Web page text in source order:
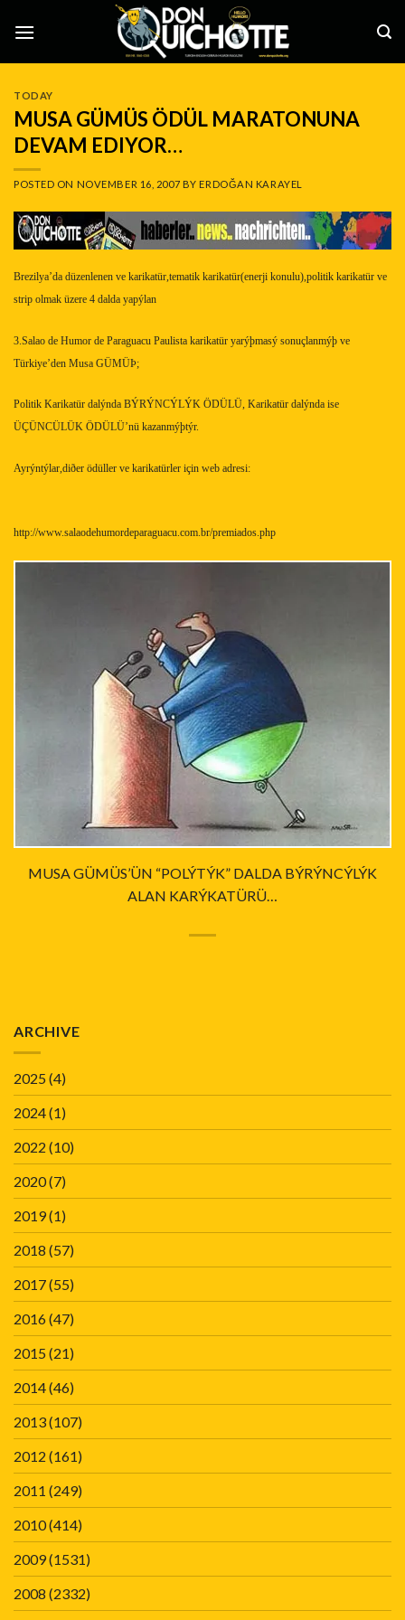
TODAY
MUSA GÜMÜS ÖDÜL MARATONUNA
DEVAM EDIYOR…
POSTED ON NOVEMBER 16, 2007 BYERDOĞAN KARAYEL
Brezilya’da düzenlenen ve karikatür,tematik karikatür(enerji konulu),politik karikatür ve
strip olmak üzere 4 dalda yapýlan
3.Salao de Humor de Paraguacu Paulista karikatür yarýþmasý sonuçlanmýþ ve
Türkiye’den Musa GÜMÜÞ;
Politik Karikatür dalýnda BÝRÝNCÝLÝK ÖDÜLÜ, Karikatür dalýnda ise
ÜÇÜNCÜLÜK ÖDÜLÜ’nü kazanmýþtýr.
Ayrýntýlar,diðer ödüller ve karikatürler için web adresi:
http://www.salaodehumordeparaguacu.com.br/premiados.php
MUSA GÜMÜS’ÜN “POLÝTÝK” DALDA BÝRÝNCÝLÝK
ALAN KARÝKATÜRÜ…
ARCHIVE
2025(4)
2024(1)
2022 (10)
2020(7)
2019(1)
2018 (57)
2017(55)
2016(47)
2015(21)
2014(46)
2013(107)
2012 (161)
2011 (249)
2010(414)
2009(1531)
2008 (2332)